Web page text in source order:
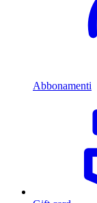
Abbonamenti